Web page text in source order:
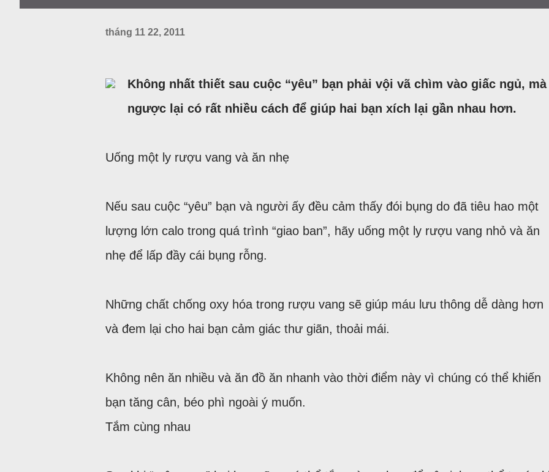
tháng 11 22, 2011
Không nhất thiết sau cuộc “yêu” bạn phải vội vã chìm vào giấc ngủ, mà
ngược lại có rất nhiều cách để giúp hai bạn xích lại gần nhau hơn.
Uống một ly rượu vang và ăn nhẹ
Nếu sau cuộc “yêu” bạn và người ấy đều cảm thấy đói bụng do đã tiêu hao một
lượng lớn calo trong quá trình “giao ban”, hãy uống một ly rượu vang nhỏ và ăn
nhẹ để lấp đầy cái bụng rỗng.
Những chất chống oxy hóa trong rượu vang sẽ giúp máu lưu thông dễ dàng hơn
và đem lại cho hai bạn cảm giác thư giãn, thoải mái.
Không nên ăn nhiều và ăn đồ ăn nhanh vào thời điểm này vì chúng có thể khiến
bạn tăng cân, béo phì ngoài ý muốn.
Tắm cùng nhau